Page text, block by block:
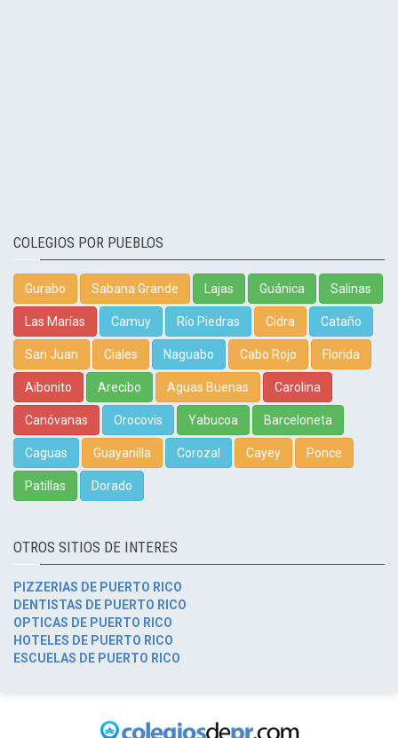
COLEGIOS POR PUEBLOS
Gurabo Sabana Grande Lajas Guánica Salinas
Las Marías Camuy Río Piedras Cidra Cataño
San Juan Ciales Naguabo Cabo Rojo Florida
Aibonito Arecibo Aguas Buenas Carolina
Canóvanas Orocovis Yabucoa Barceloneta
Caguas Guayanilla Corozal Cayey Ponce
Patillas Dorado
OTROS SITIOS DE INTERES
PIZZERIAS DE PUERTO RICO
DENTISTAS DE PUERTO RICO
OPTICAS DE PUERTO RICO
HOTELES DE PUERTO RICO
ESCUELAS DE PUERTO RICO